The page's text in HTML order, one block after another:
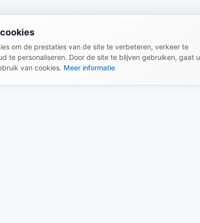
om de prestaties van de site te verbeteren, verkeer te
te personaliseren. Door de site te blijven gebruiken, gaat u
van cookies. Meer informatie